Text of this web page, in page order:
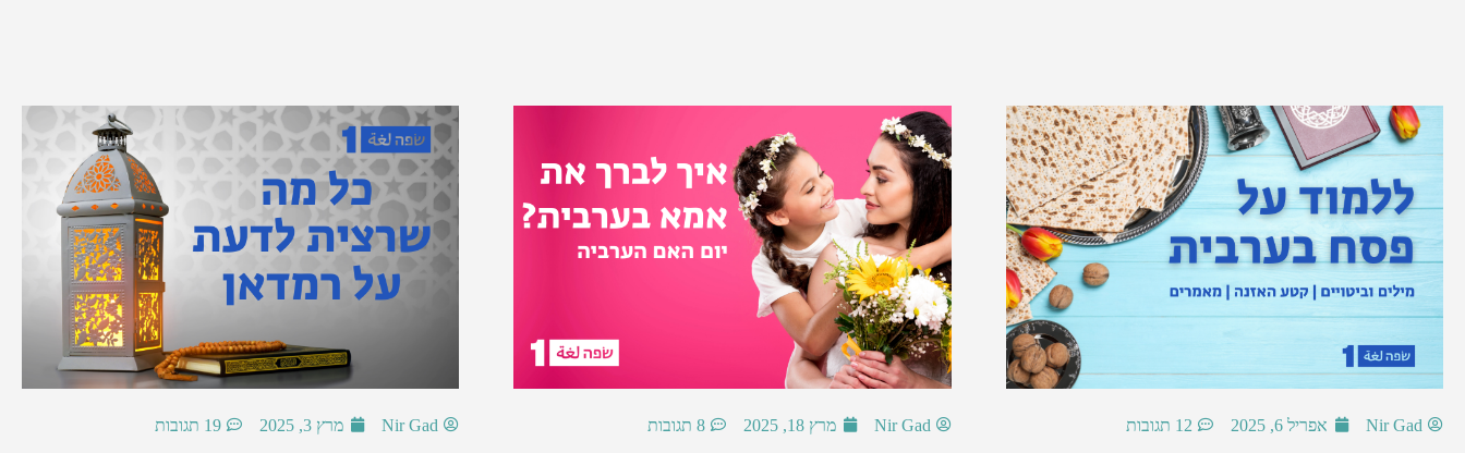
Nir Gad אפריל 6, 2025 12 תגובות Nir Gad מרץ 18, 2025 8 תגובות Nir Gad מרץ 3, 2025 19 תגובות